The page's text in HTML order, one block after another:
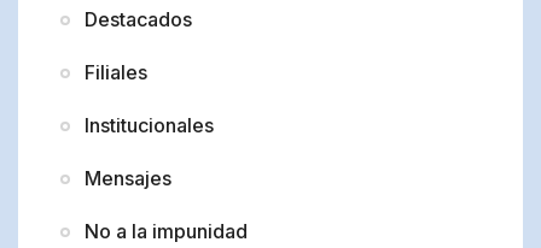
Destacados
Filiales
Institucionales
Mensajes
No a la impunidad